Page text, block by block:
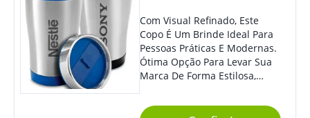
Podendo Ser Levada Para
Qualquer Lugar. - Material
Plástico De Alta Qualidade,
Resistente A Quedas E Não
Quebra Com Facilidade. Usos
Tomar Café, Chá, Sucos Ou
Com Visual Refinado, Este
Copo É Um Brinde Ideal Para
Pessoas Práticas E Modernas.
Ótima Opção Para Levar Sua
Marca De Forma Estilosa,
Empresa Em Eventos,